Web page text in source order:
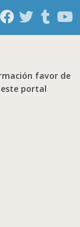
favor de
portal